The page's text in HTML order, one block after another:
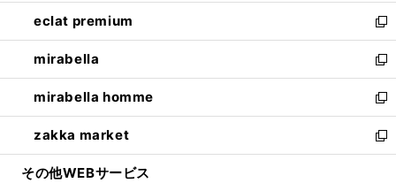
く
で
開
く
ン
ド
ウ
で
開
く
ウ
ィ
ン
ド
ウ
で
開
く
し
い
ウ
ィ
ン
ド
ウ
で
開
eclat premium
新
し
い
ウ
ィ
ン
ド
ウ
mirabella
新
し
い
ウ
ィ
ン
mirabella homme
新
し
い
ウ
zakka market
新
し
その他WEBサービス